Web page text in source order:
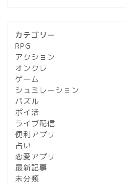
カテゴリー
RPG
アクション
オンクレ
ゲーム
シュミレーション
パズル
ポイ活
ライブ配信
便利アプリ
占い
恋愛アプリ
最新記事
未分類